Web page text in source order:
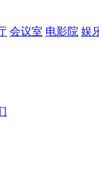
会议室 电影院 娱